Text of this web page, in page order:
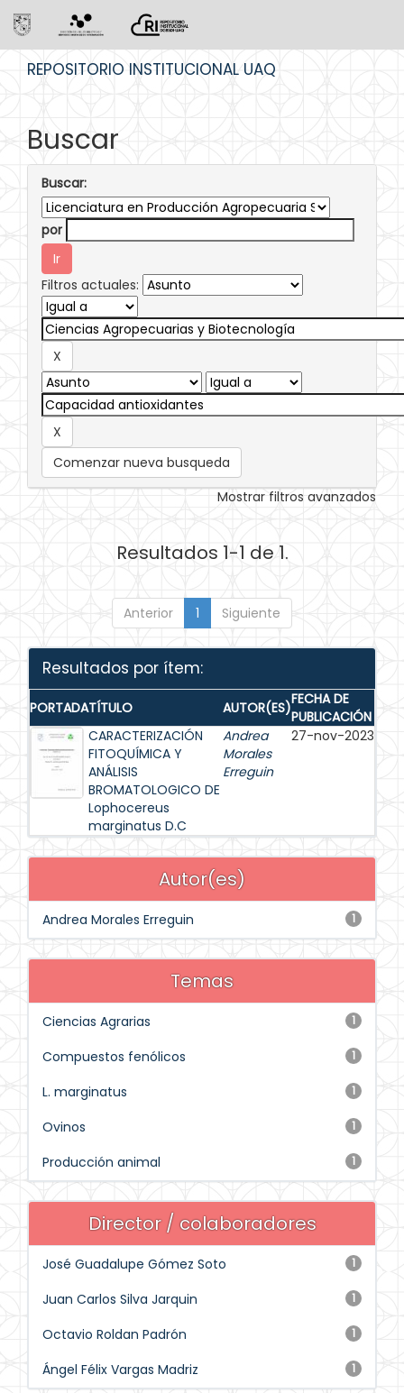
REPOSITORIO INSTITUCIONAL UAQ
Buscar
Buscar:
por
Filtros actuales:
Comenzar nueva busqueda
Mostrar filtros avanzados
Resultados 1-1 de 1.
Anterior 1 Siguiente
Resultados por ítem:
PORTADATÍTULO AUTOR(ES)FECHA DE
PUBLICACIÓN
CARACTERIZACIÓN
FITOQUÍMICA Y
ANÁLISIS
BROMATOLOGICO DE
Lophocereus
marginatus D.C
Andrea
Morales
Erreguin
27-nov-2023
Autor(es)
1
Andrea Morales Erreguin
Temas
1
Ciencias Agrarias
1
Compuestos fenólicos
1
L. marginatus
1
Ovinos
1
Producción animal
Director / colaboradores
1
José Guadalupe Gómez Soto
1
Juan Carlos Silva Jarquin
1
Octavio Roldan Padrón
1
Ángel Félix Vargas Madriz